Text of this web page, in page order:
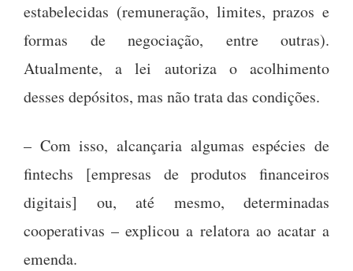
estabelecidas (remuneração, limites, prazos e
formas de negociação, entre outras).
Atualmente, a lei autoriza o acolhimento
desses depósitos, mas não trata das condições.
– Com isso, alcançaria algumas espécies de
fintechs [empresas de produtos financeiros
digitais] ou, até mesmo, determinadas
cooperativas – explicou a relatora ao acatar a
emenda.